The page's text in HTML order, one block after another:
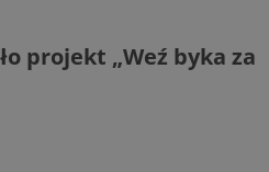
projekt „Weź byka za